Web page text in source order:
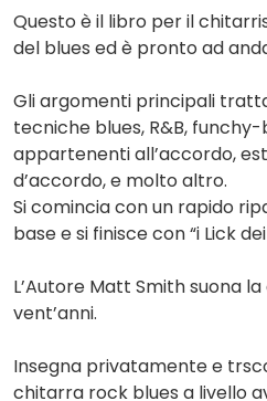
Questo è il libro per il
del blues ed è pronto ad
Gli argomenti principali
tecniche blues, R&B,
appartenenti all’accordo,
d’accordo, e molto altro.
Si comincia con un rapido
base e si finisce con “i Lick
L’Autore Matt Smith suona
vent’anni.
Insegna privatamente e
chitarra rock blues a livello